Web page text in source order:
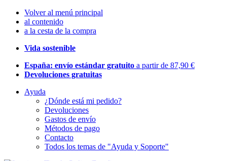
Volver al menú principal
al contenido
a la cesta de la compra
Vida sostenible
España: envío estándar gratuito a partir de 87,90 €
Devoluciones gratuitas
Ayuda
¿Dónde está mi pedido?
Devoluciones
Gastos de envío
Métodos de pago
Contacto
Todos los temas de "Ayuda y Soporte"